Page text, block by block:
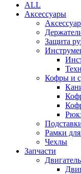
ALL
Аксессуары
Защита
Кофры и
Рамки
Чехлы
Запчасти
Двигатель